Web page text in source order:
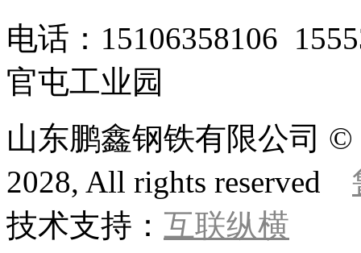
电话：15106358106
官屯工业园
山东鹏鑫钢铁有限公司
2028, All rights reserved
技术支持： 互联纵横